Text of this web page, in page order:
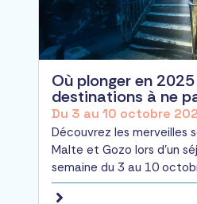
Où plonger en
destinations à ne
Du 3 au 10 octobre
Découvrez les merveilles
Malte et Gozo lors d'un
semaine du 3 au 10